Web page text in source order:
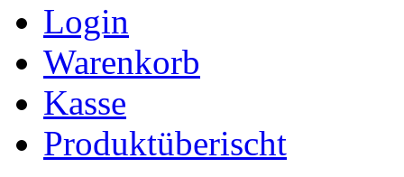
Login
Warenkorb
Kasse
Produktüberischt